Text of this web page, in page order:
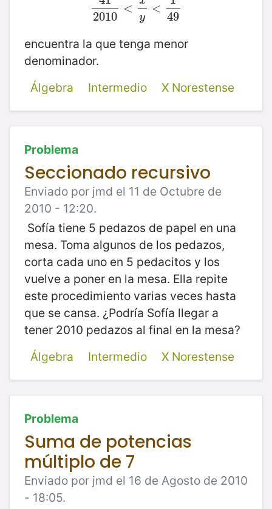
2010
<
y
<
49
412010 <xy <1 49
encuentra la que tenga menor
denominador.
Álgebra
Intermedio X Norestense
Problema
Seccionado recursivo
Enviado por jmd el 11 de Octubre de
2010 - 12:20.
Sofía tiene 5 pedazos de papel en una
mesa. Toma algunos de los pedazos,
corta cada uno en 5 pedacitos y los
vuelve a poner en la mesa. Ella repite
este procedimiento varias veces hasta
que se cansa. ¿Podría Sofía llegar a
tener 2010 pedazos al final en la mesa?
Álgebra
Intermedio X Norestense
Problema
Suma de potencias
múltiplo de 7
Enviado por jmd el 16 de Agosto de 2010
- 18:05.